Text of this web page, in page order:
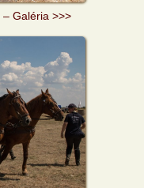
Galéria >>>